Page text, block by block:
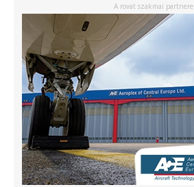
A rovat szakmai partnere